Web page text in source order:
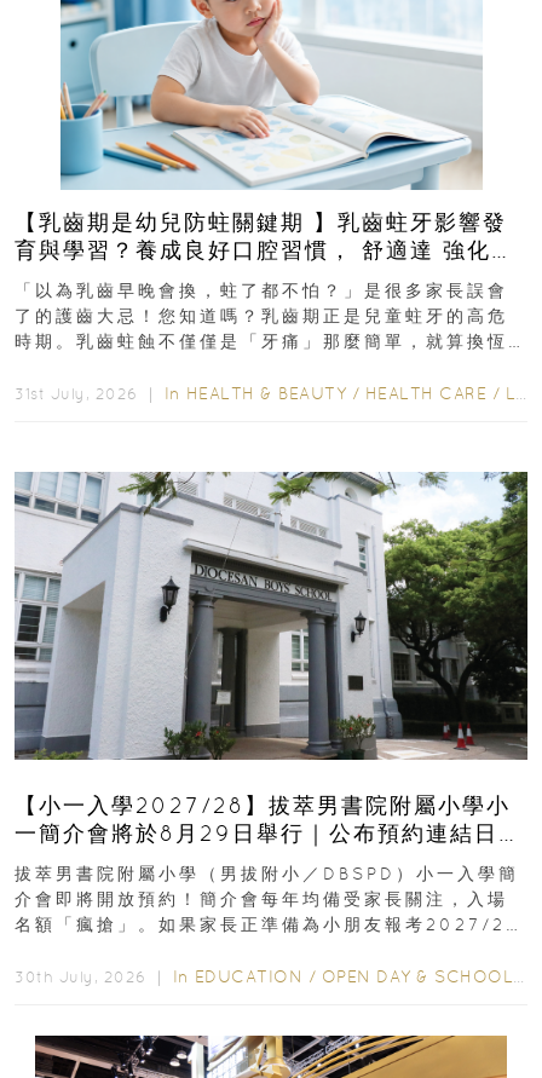
【乳齒期是幼兒防蛀關鍵期 】乳齒蛀牙影響發
育與學習？養成良好口腔習慣， 舒適達 強化琺
瑯質 兒童牙膏防護指南
「以為乳齒早晚會換，蛀了都不怕？」是很多家長誤會
了的護齒大忌！您知道嗎？乳齒期正是兒童蛀牙的高危
時期。乳齒蛀蝕不僅僅是「牙痛」那麼簡單，就算換恆
31st July, 2026 ｜ In HEALTH & BEAUTY / HEALTH CARE / LIFESTYLE
【小一入學2027/28】拔萃男書院附屬小學小
一簡介會將於8月29日舉行｜公布預約連結日期
｜更設有網上重溫
拔萃男書院附屬小學（男拔附小／DBSPD）小一入學簡
介會即將開放預約！簡介會每年均備受家長關注，入場
名額「瘋搶」。如果家長正準備為小朋友報考2027/28
30th July, 2026 ｜ In EDUCATION / OPEN DAY & SCHOOL EVENTS